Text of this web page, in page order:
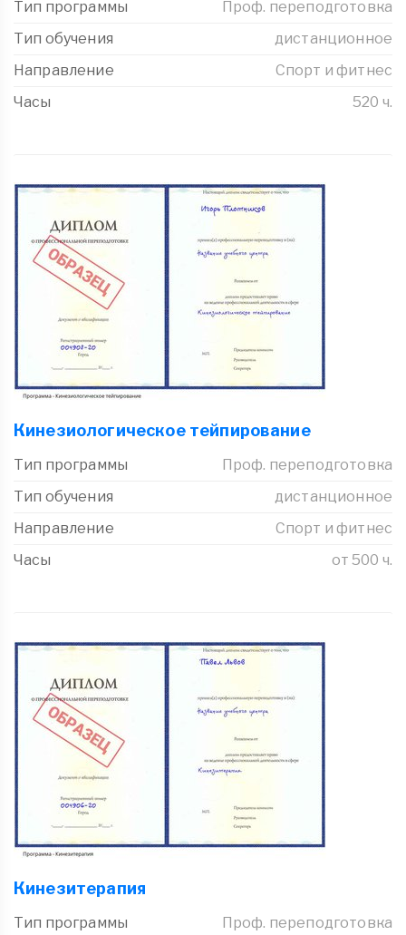
Тип программы
Проф. переподготовка
Тип обучения
дистанционное
Направление
Спорт и фитнес
Часы
520 ч.
Кинезиологическое тейпирование
Тип программы
Проф. переподготовка
Тип обучения
дистанционное
Направление
Спорт и фитнес
Часы
от 500 ч.
Кинезитерапия
Тип программы Проф. переподготовка